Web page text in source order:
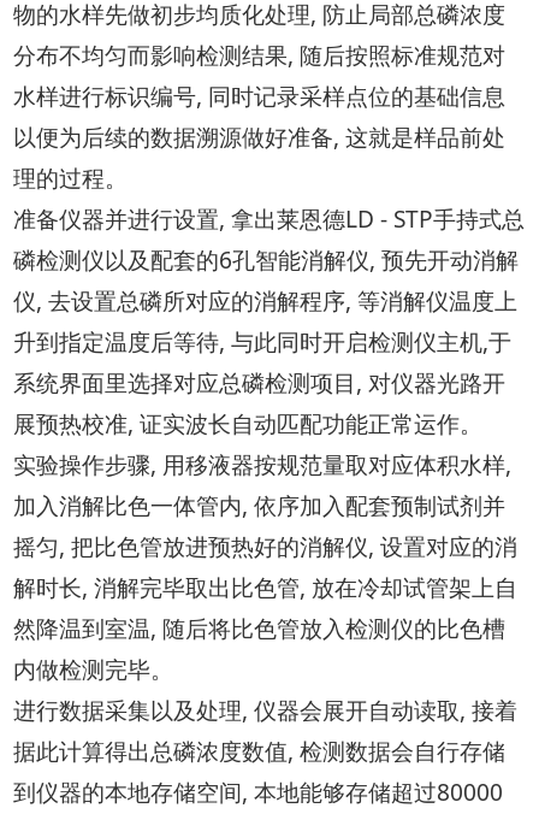
物的水样先做初步均质化处理, 防止局部总磷浓度
分布不均匀而影响检测结果, 随后按照标准规范对
水样进行标识编号, 同时记录采样点位的基础信息
以便为后续的数据溯源做好准备, 这就是样品前处
理的过程。
准备仪器并进行设置, 拿出莱恩德LD - STP手持式总
磷检测仪以及配套的6孔智能消解仪, 预先开动消解
仪, 去设置总磷所对应的消解程序, 等消解仪温度上
升到指定温度后等待, 与此同时开启检测仪主机,于
系统界面里选择对应总磷检测项目, 对仪器光路开
展预热校准, 证实波长自动匹配功能正常运作。
实验操作步骤, 用移液器按规范量取对应体积水样,
加入消解比色一体管内, 依序加入配套预制试剂并
摇匀, 把比色管放进预热好的消解仪, 设置对应的消
解时长, 消解完毕取出比色管, 放在冷却试管架上自
然降温到室温, 随后将比色管放入检测仪的比色槽
内做检测完毕。
进行数据采集以及处理, 仪器会展开自动读取, 接着
据此计算得出总磷浓度数值, 检测数据会自行存储
到仪器的本地存储空间, 本地能够存储超过80000